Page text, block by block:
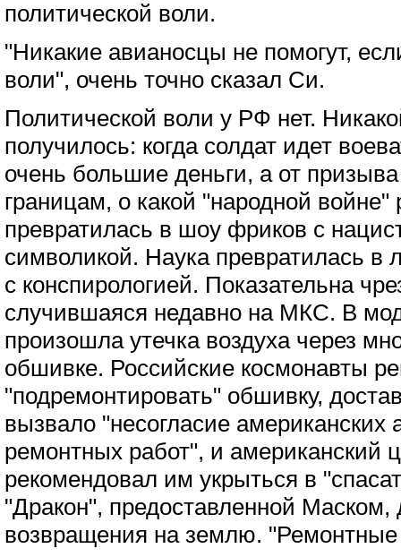
политической воли.
"Никакие авианосцы не помогут,
воли", очень точно сказал Си.
Политической воли у РФ нет.
получилось: когда солдат идет
очень большие деньги, а от
границам, о какой "народной войне"
превратилась в шоу фриков с
символикой. Наука превратилась в
с конспирологией. Показательна
случившаяся недавно на МКС. В
произошла утечка воздуха через
обшивке. Российские космонавты
"подремонтировать" обшивку,
вызвало "несогласие американских
ремонтных работ", и американский
рекомендовал им укрыться в
"Дракон", предоставленной Маском,
возвращения на землю. "Ремонтные